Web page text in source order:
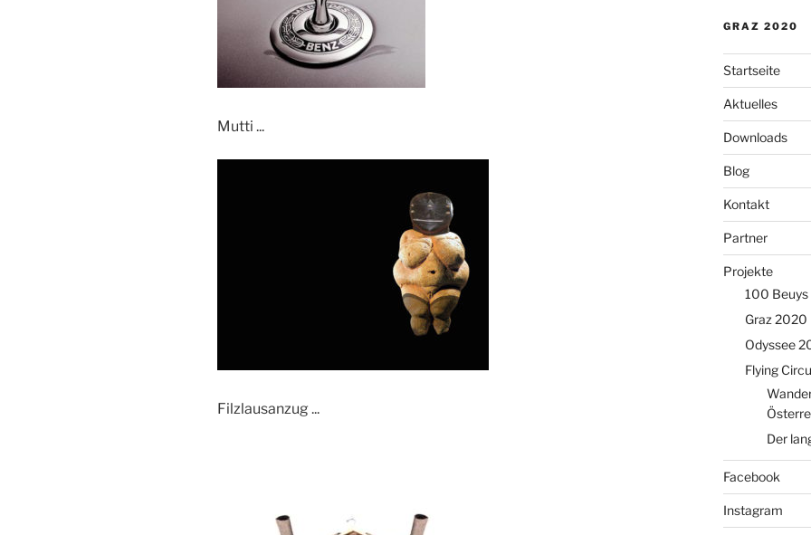
Mutti ...
Filzlausanzug ...
GRAZ 2020
Startseite
Aktuelles
Downloads
Blog
Kontakt
Partner
Projekte
100 Beuys
Graz 2020
Odyssee
Flying
Der
Facebook
Instagram